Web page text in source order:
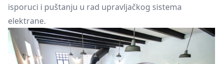
isporuci i puštanju u rad upravljačkog sistema
elektrane.